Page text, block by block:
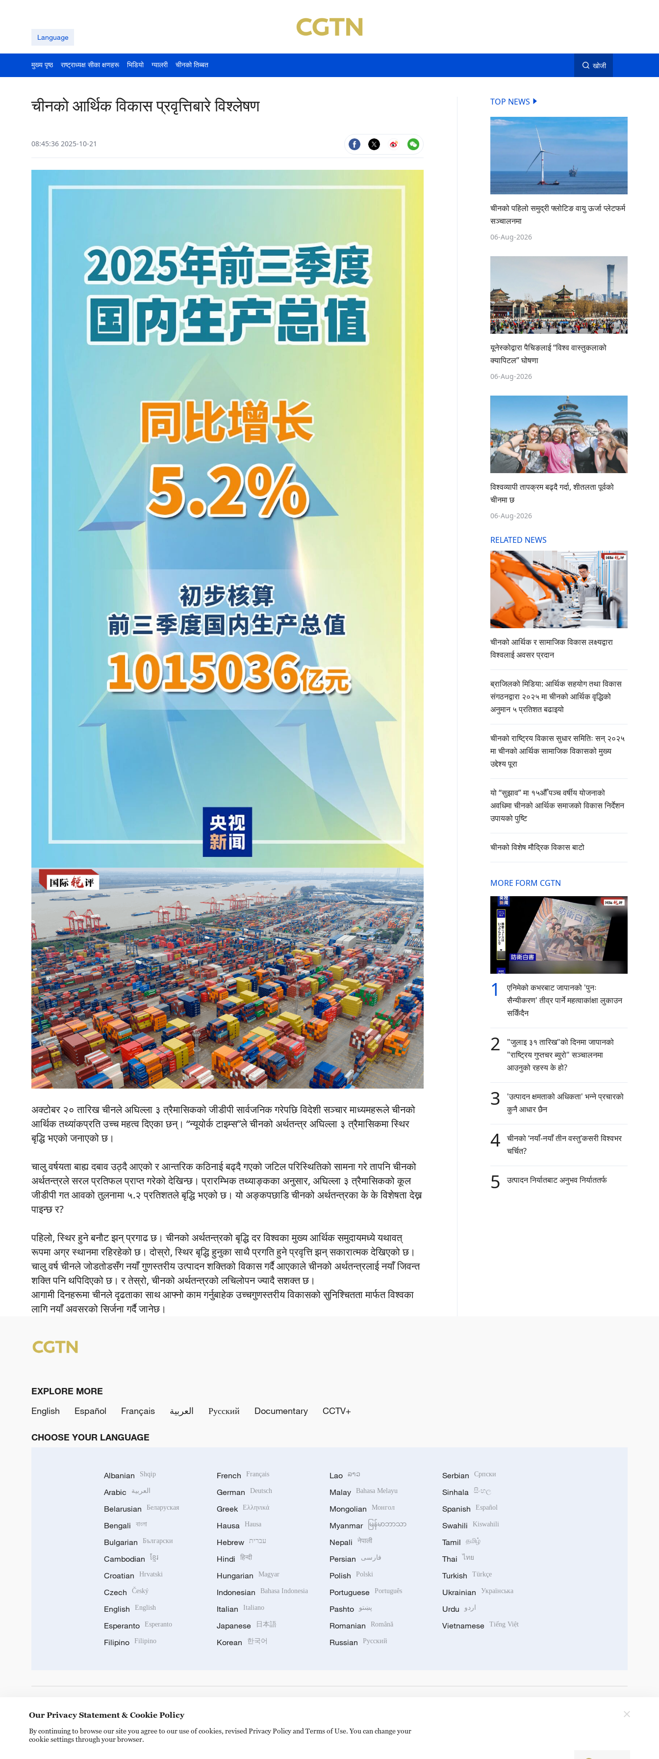
Language
मुख्य पृष्ठ राष्ट्राध्यक्ष सीका क्षणहरू भिडियो ग्यालरी चीनको तिब्बत खोजी
चीनको आर्थिक विकास प्रवृत्तिबारे विश्लेषण
08:45:36 2025-10-21
अक्टोबर २० तारिख चीनले अघिल्ला ३ त्रैमासिकको जीडीपी सार्वजनिक गरेपछि विदेशी सञ्चार माध्यमहरूले चीनको
आर्थिक तथ्यांकप्रति उच्च महत्व दिएका छन्। “न्यूयोर्क टाइम्स”ले चीनको अर्थतन्त्र अघिल्ला ३ त्रैमासिकमा स्थिर
बृद्धि भएको जनाएको छ।
चालु वर्षयता बाह्य दबाव उठ्दै आएको र आन्तरिक कठिनाई बढ्दै गएको जटिल परिस्थितिको सामना गरे तापनि चीनको
अर्थतन्त्रले सरल प्रतिफल प्राप्त गरेको देखिन्छ। प्रारम्भिक तथ्याङ्कका अनुसार, अघिल्ला ३ त्रैमासिकको कूल
जीडीपी गत आवको तुलनामा ५.२ प्रतिशतले बृद्धि भएको छ। यो अङ्कपछाडि चीनको अर्थतन्त्रका के के विशेषता देख्न
पाइन्छ र?
पहिलो, स्थिर हुने बनौट झन् प्रगाढ छ। चीनको अर्थतन्त्रको बृद्धि दर विश्वका मुख्य आर्थिक समुदायमध्ये यथावत्
रूपमा अग्र स्थानमा रहिरहेको छ। दोस्रो, स्थिर बृद्धि हुनुका साथै प्रगति हुने प्रवृत्ति झन् सकारात्मक देखिएको छ।
चालु वर्ष चीनले जोडतोडसँग नयाँ गुणस्तरीय उत्पादन शक्तिको विकास गर्दै आएकाले चीनको अर्थतन्त्रलाई नयाँ जिवन्त
शक्ति पनि थपिदिएको छ। र तेस्रो, चीनको अर्थतन्त्रको लचिलोपन ज्यादै सशक्त छ।
आगामी दिनहरूमा चीनले दृढताका साथ आफ्नो काम गर्नुबाहेक उच्चगुणस्तरीय विकासको सुनिश्चितता मार्फत विश्वका
लागि नयाँ अवसरको सिर्जना गर्दै जानेछ।
TOP NEWS
चीनको पहिलो समुद्री फ्लोटिङ वायु ऊर्जा प्लेटफर्म
सञ्चालनमा
06-Aug-2026
यूनेस्कोद्वारा पैचिङलाई “विश्व वास्तुकलाको
क्यापिटल” घोषणा
06-Aug-2026
विश्वव्यापी तापक्रम बढ्दै गर्दा, शीतलता पूर्वको
चीनमा छ
06-Aug-2026
RELATED NEWS
चीनको आर्थिक र सामाजिक विकास लक्ष्यद्वारा
विश्वलाई अवसर प्रदान
ब्राजिलको मिडिया: आर्थिक सहयोग तथा विकास
संगठनद्वारा २०२५ मा चीनको आर्थिक वृद्धिको
अनुमान ५ प्रतिशत बढाइयो
चीनको राष्ट्रिय विकास सुधार समितिः सन् २०२५
मा चीनको आर्थिक सामाजिक विकासको मुख्य
उद्देश्य पूरा
यो “सुझाव” मा १५औँ पञ्च वर्षीय योजनाको
अवधिमा चीनको आर्थिक समाजको विकास निर्देशन
उपायको पुष्टि
चीनको विशेष मौद्रिक विकास बाटो
MORE FORM CGTN
1
एनिमेको कभरबाट जापानको 'पुनः
सैन्यीकरण' तीव्र पार्ने महत्वाकांक्षा लुकाउन
सकिँदैन
2
"जुलाइ ३१ तारिख"को दिनमा जापानको
"राष्ट्रिय गुप्तचर ब्युरो" सञ्चालनमा
आउनुको रहस्य के हो?
3
'उत्पादन क्षमताको अधिकता' भन्ने प्रचारको
कुनै आधार छैन
4
चीनको ‘नयाँ-नयाँ तीन वस्तु’कसरी विश्वभर
चर्चित?
5 उत्पादन निर्यातबाट अनुभव निर्याततर्फ
EXPLORE MORE
English
Español Français العربية Русский Documentary CCTV+
CHOOSE YOUR LANGUAGE
Albanian Shqip
Arabic العربية
Belarusian Беларуская
Bengali বাংলা
Bulgarian Български
Cambodian ខ្មែរ
Croatian Hrvatski
Czech Český
English English
Esperanto Esperanto
Filipino Filipino
French Français
German Deutsch
Greek Ελληνικά
Hausa Hausa
Hebrew עברית
Hindi हिन्दी
Hungarian Magyar
Indonesian Bahasa Indonesia
Italian Italiano
Japanese 日本語
Korean 한국어
Lao ລາວ
Malay Bahasa Melayu
Mongolian Монгол
Myanmar မြန်မာဘာသာ
Nepali नेपाली
Persian فارسی
Polish Polski
Portuguese Português
Pashto پښتو
Romanian Română
Russian Русский
Serbian Српски
Sinhala සිංහල
Spanish Español
Swahili Kiswahili
Tamil தமிழ்
Thai ไทย
Turkish Türkçe
Ukrainian Українська
Urdu اردو
Vietnamese Tiếng Việt
Our Privacy Statement & Cookie Policy
By continuing to browse our site you agree to our use of cookies, revised Privacy Policy and Terms of Use. You can change your
cookie settings through your browser.